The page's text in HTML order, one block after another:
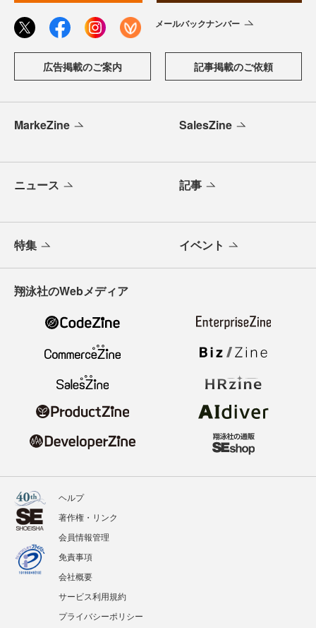
メールバックナンバー
広告掲載のご案内 記事掲載のご依頼
MarkeZine SalesZine
ニュース 記事
特集 イベント
翔泳社のWebメディア
ヘルプ
著作権・リンク
会員情報管理
免責事項
会社概要
サービス利用規約
プライバシーポリシー